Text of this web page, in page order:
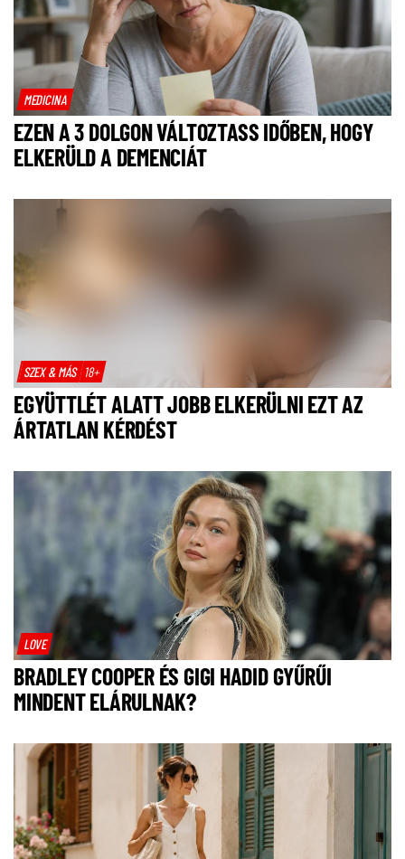
MEDICINA
EZEN A 3 DOLGON VÁLTOZTASS IDŐBEN, HOGY
ELKERÜLD A DEMENCIÁT
SZEX & MÁS 18+
EGYÜTTLÉT ALATT JOBB ELKERÜLNI EZT AZ
ÁRTATLAN KÉRDÉST
LOVE
BRADLEY COOPER ÉS GIGI HADID GYŰRŰI
MINDENT ELÁRULNAK?